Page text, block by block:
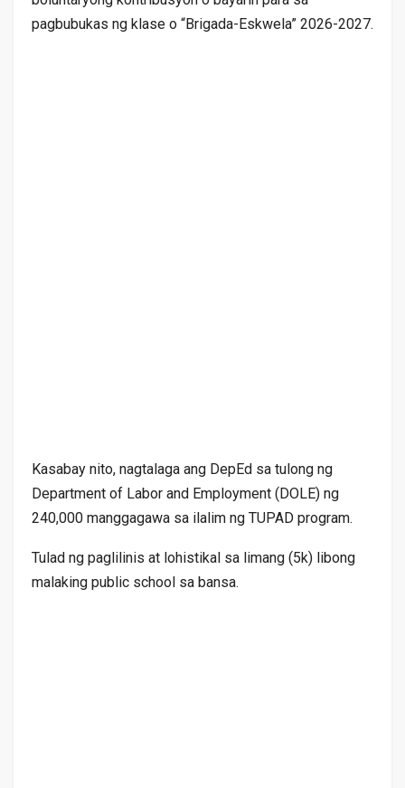
pagbubukas ng klase o “Brigada-Eskwela” 2026-2027.
Kasabay nito, nagtalaga ang DepEd sa tulong ng
Department of Labor and Employment (DOLE) ng
240,000 manggagawa sa ilalim ng TUPAD program.
Tulad ng paglilinis at lohistikal sa limang (5k) libong
malaking public school sa bansa.